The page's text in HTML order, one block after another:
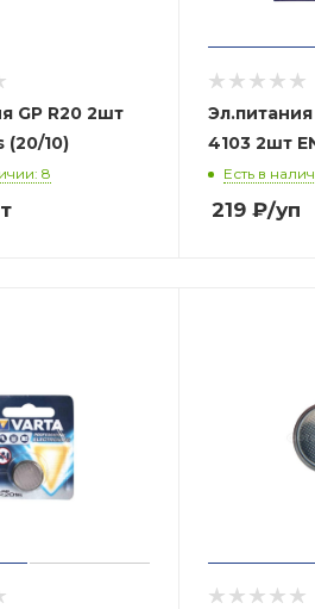
GP R20 2шт
(20/10)
8
Эл.питания
4103 2шт
Есть в
219₽/уп